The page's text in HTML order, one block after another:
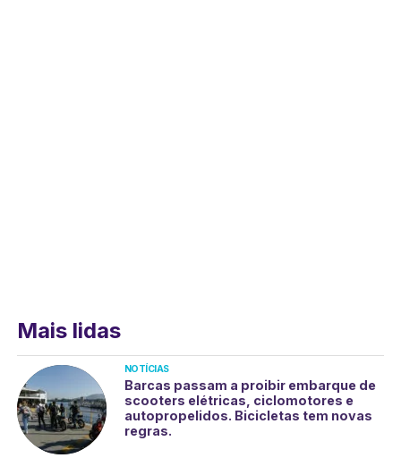
Mais lidas
NOTÍCIAS
Barcas passam a proibir embarque de
scooters elétricas, ciclomotores e
autopropelidos. Bicicletas tem novas
regras.